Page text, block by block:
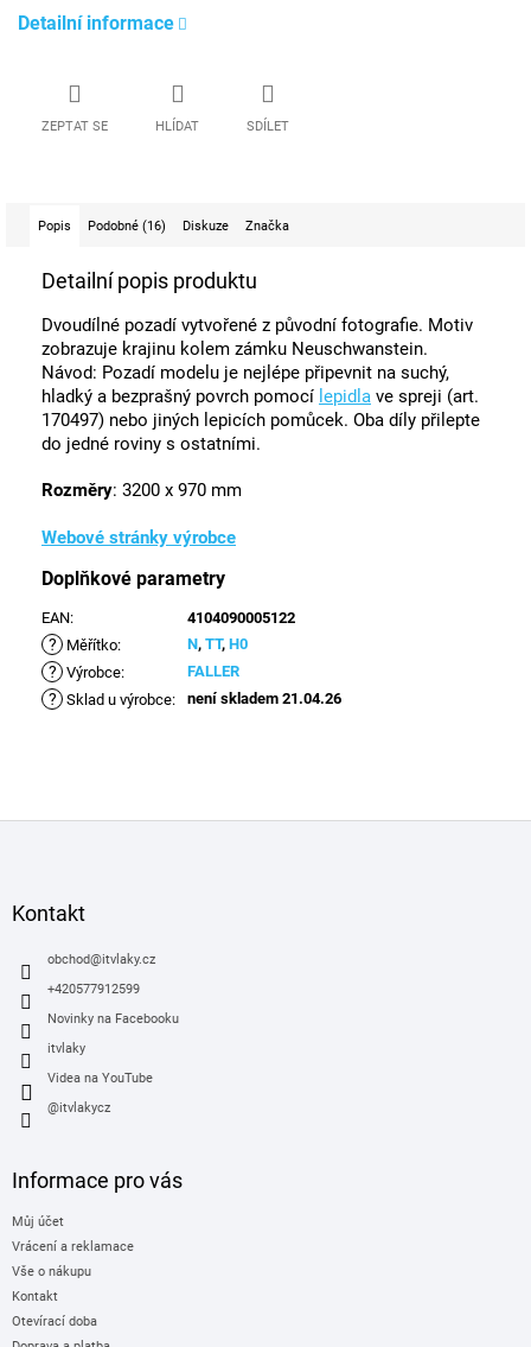
Detailní informace
ZEPTAT SE HLÍDAT SDÍLET
Popis Podobné (16) Diskuze Značka
Detailní popis produktu
Dvoudílné pozadí vytvořené z původní fotografie. Motiv
zobrazuje krajinu kolem zámku Neuschwanstein.
Návod: Pozadí modelu je nejlépe připevnit na suchý,
hladký a bezprašný povrch pomocí lepidla ve spreji (art.
170497) nebo jiných lepicích pomůcek. Oba díly přilepte
do jedné roviny s ostatními.
Rozměry: 3200 x 970 mm
Webové stránky výrobce
Doplňkové parametry
EAN: 4104090005122
? Měřítko: N, TT, H0
? Výrobce: FALLER
? Sklad u výrobce: není skladem 21.04.26
Kontakt
obchod@itvlaky.cz
+420577912599
Novinky na Facebooku
itvlaky
Videa na YouTube
@itvlakycz
Informace pro vás
Můj účet
Vrácení a reklamace
Vše o nákupu
Kontakt
Otevírací doba